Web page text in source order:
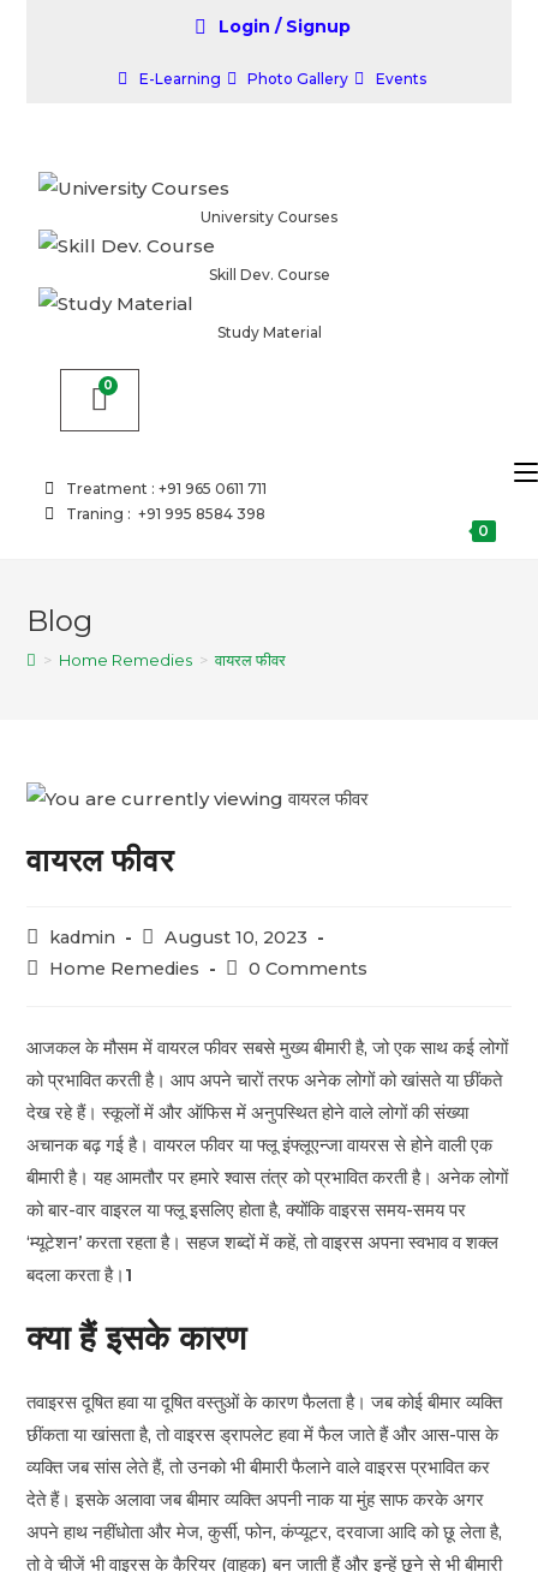
Login / Signup
E-Learning Photo Gallery Events
University Courses
Skill Dev. Course
Study Material
Treatment : +91 965 0611 711
Traning : +91 995 8584 398
0
Blog
> Home Remedies > वायरल फीवर
वायरल फीवर
kadmin
August 10, 2023
Home Remedies
0 Comments
आजकल के मौसम में वायरल फीवर सबसे मुख्य बीमारी है, जो एक साथ कई लोगों
को प्रभावित करती है। आप अपने चारों तरफ अनेक लोगों को खांसते या छींकते
देख रहे हैं। स्कूलों में और ऑफिस में अनुपस्थित होने वाले लोगों की संख्या
अचानक बढ़ गई है। वायरल फीवर या फ्लू इंफ्लूएन्जा वायरस से होने वाली एक
बीमारी है। यह आमतौर पर हमारे श्वास तंत्र को प्रभावित करती है। अनेक लोगों
को बार-वार वाइरल या फ्लू इसलिए होता है, क्योंकि वाइरस समय-समय पर
‘म्यूटेशन’ करता रहता है। सहज शब्दों में कहें, तो वाइरस अपना स्वभाव व शक्ल
बदला करता है। 1
क्या हैं इसके कारण
तवाइरस दूषित हवा या दूषित वस्तुओं के कारण फैलता है। जब कोई बीमार व्यक्ति
छींकता या खांसता है, तो वाइरस ड्रापलेट हवा में फैल जाते हैं और आस-पास के
व्यक्ति जब सांस लेते हैं, तो उनको भी बीमारी फैलाने वाले वाइरस प्रभावित कर
देते हैं। इसके अलावा जब बीमार व्यक्ति अपनी नाक या मुंह साफ करके अगर
अपने हाथ नहींधोता और मेज, कुर्सी, फोन, कंप्यूटर, दरवाजा आदि को छू लेता है,
तो वे चीजें भी वाइरस के कैरियर (वाहक) बन जाती हैं और इन्हें छूने से भी बीमारी